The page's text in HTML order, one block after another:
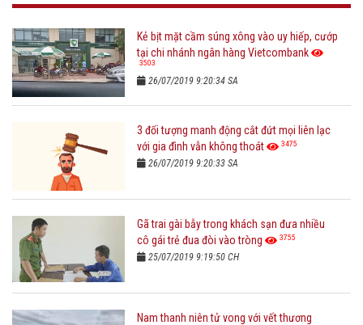
Kẻ bịt mặt cầm súng xông vào uy hiếp, cướp
tại chi nhánh ngân hàng Vietcombank
3503
26/07/2019 9:20:34 SA
3 đối tượng manh động cắt đứt mọi liên lạc
với gia đình vẫn không thoát
3475
26/07/2019 9:20:33 SA
Gã trai gài bẫy trong khách sạn đưa nhiều
cô gái trẻ đua đòi vào tròng
3755
25/07/2019 9:19:50 CH
Nam thanh niên tử vong với vết thương